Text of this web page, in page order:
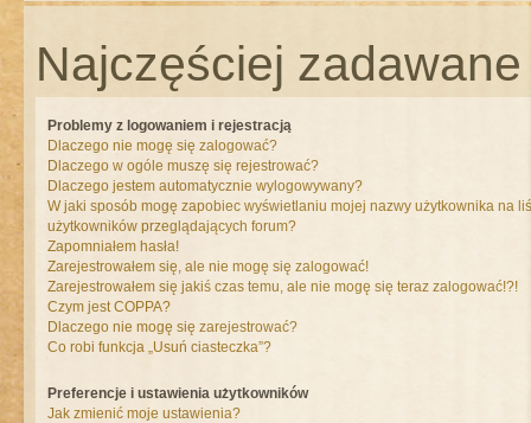
Najczęściej
Problemy z logowaniem i rejestracją
Dlaczego nie mogę się zalogować?
Dlaczego w ogóle muszę się rejestrować?
Dlaczego jestem automatycznie wylogowywany?
W jaki sposób mogę zapobiec wyświetlaniu mojej nazwy użytkownika na
użytkowników przeglądających forum?
Zapomniałem hasła!
Zarejestrowałem się, ale nie mogę się zalogować!
Zarejestrowałem się jakiś czas temu, ale nie mogę się teraz zalogować!?!
Czym jest COPPA?
Dlaczego nie mogę się zarejestrować?
Co robi funkcja „Usuń ciasteczka”?
Preferencje i ustawienia użytkowników
Jak zmienić moje ustawienia?